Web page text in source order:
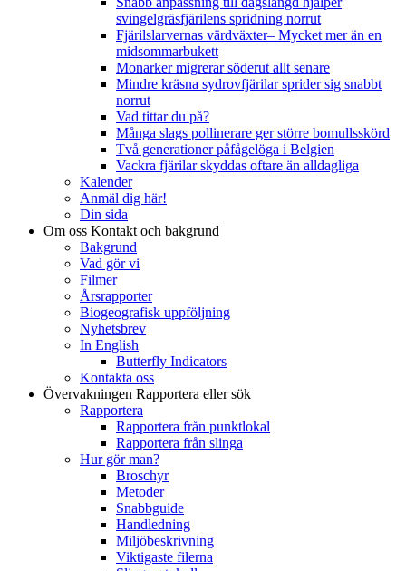
svingelgräsfjärilens spridning norrut
Fjärilslarvernas värdväxter– Mycket mer än en
midsommarbukett
Monarker migrerar söderut allt senare
Mindre kräsna sydrovfjärilar sprider sig snabbt
norrut
Vad tittar du på?
Många slags pollinerare ger större bomullsskörd
Två generationer påfågelöga i Belgien
Vackra fjärilar skyddas oftare än alldagliga
Kalender
Anmäl dig här!
Din sida
Om oss Kontakt och bakgrund
Bakgrund
Vad gör vi
Filmer
Årsrapporter
Biogeografisk uppföljning
Nyhetsbrev
In English
Butterfly Indicators
Kontakta oss
Övervakningen Rapportera eller sök
Rapportera
Rapportera från punktlokal
Rapportera från slinga
Hur gör man?
Broschyr
Metoder
Snabbguide
Handledning
Miljöbeskrivning
Viktigaste filerna